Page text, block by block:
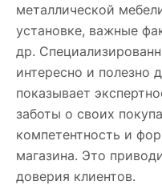
металлической
установке, важные
др.
интересно и полезно
показывает
заботы о своих
компетентность и
магазина. Это
доверия клиентов.